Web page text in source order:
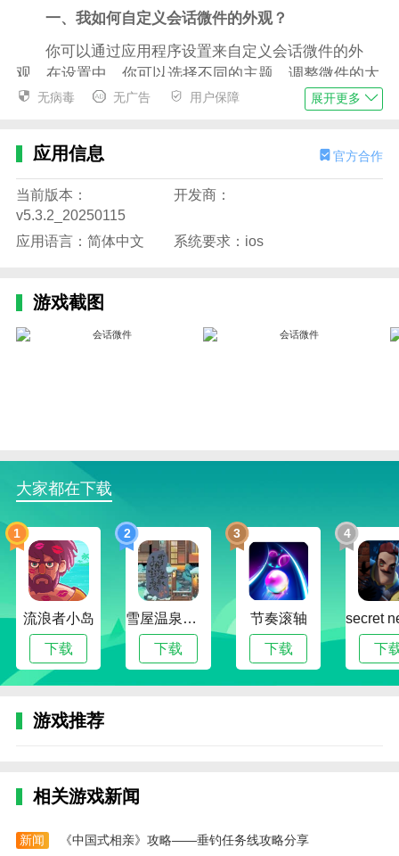
一、我如何自定义会话微件的外观？
你可以通过应用程序设置来自定义会话微件的外
观。在设置中，你可以选择不同的主题、调整微件的大
小和位置，甚至可以设置不同的背景图片或颜色来满足
二、是否可以在会话微件中查看聊天记录？
会话微件允许您查看最近的聊天记录。只需在微件
上滚动浏览消息，就可以即时查看过去的对话。
三、如何删除一个不再需要的会话微件？
标或者弹出一个菜单。然后，将会话微件拖动到垃圾桶
图标上或者选择“删除”选项来移除它。
1、快速可视化信息获取：用户可以通过小部件一
目了然地获取重要信息，如当前天气、即将到来的日
2、气泡颜色可填写颜色代码、微件样式可进行备
份
3、汽泡颜色可填好颜色编码、微件款式可开展备
份数据
4、用户可以使用该手机软件选择对话好友
小编评价
我喜欢使用会话微件来快速查看新的消息通知。它
这款会话微件的界面设计简洁美观，操作也非常简
我喜欢使用会话微件来管理我的日程安排。它可以
无病毒 无广告 用户保障 展开更多
应用信息 官方合作
当前版本：
v5.3.2_20250115
开发商：
应用语言：简体中文 系统要求：ios
游戏截图
大家都在下载
1
流浪者小岛
下载
2
雪屋温泉旅馆下载官方版正版
下载
3
节奏滚轴
下载
4
下
游戏推荐
相关游戏新闻
新闻 《中国式相亲》攻略——垂钓任务线攻略分享